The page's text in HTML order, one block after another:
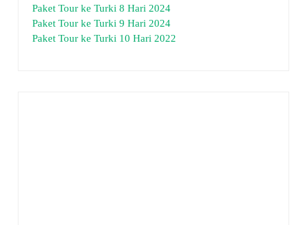
Paket Tour ke Turki 8 Hari 2024
Paket Tour ke Turki 9 Hari 2024
Paket Tour ke Turki 10 Hari 2022